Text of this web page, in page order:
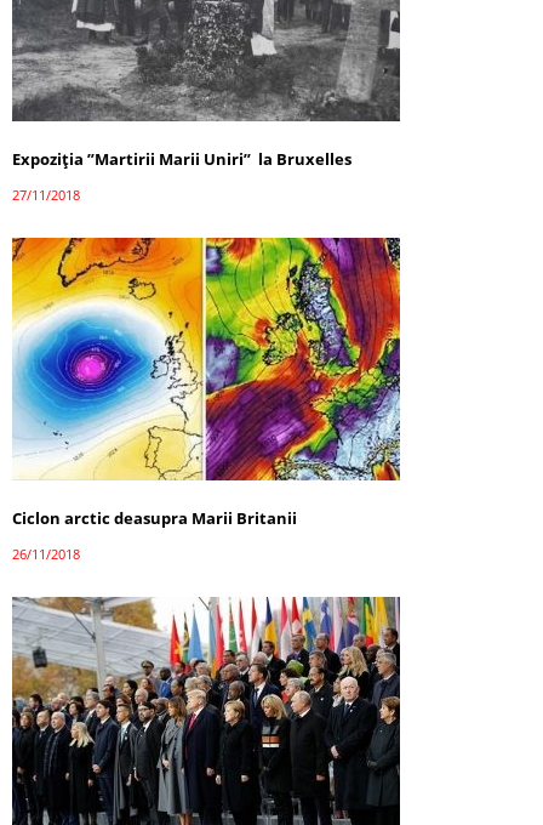
Expoziția ”Martirii Marii Uniri” la Bruxelles
27/11/2018
Ciclon arctic deasupra Marii Britanii
26/11/2018